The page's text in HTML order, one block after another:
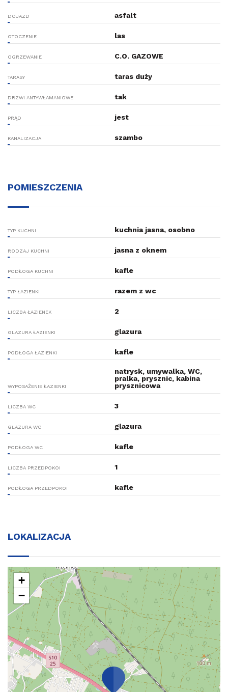
DOJAZD asfalt
OTOCZENIE las
OGRZEWANIE C.O. GAZOWE
TARASY taras duży
DRZWI ANTYWŁAMANIOWE tak
PRĄD jest
KANALIZACJA szambo
POMIESZCZENIA
TYP KUCHNI kuchnia jasna, osobno
RODZAJ KUCHNI jasna z oknem
PODŁOGA KUCHNI kafle
TYP ŁAZIENKI razem z wc
LICZBA ŁAZIENEK 2
GLAZURA ŁAZIENKI glazura
PODŁOGA ŁAZIENKI kafle
WYPOSAŻENIE ŁAZIENKI
natrysk, umywalka, WC,
pralka, prysznic, kabina
prysznicowa
LICZBA WC 3
GLAZURA WC glazura
PODŁOGA WC kafle
LICZBA PRZEDPOKOI 1
PODŁOGA PRZEDPOKOI kafle
LOKALIZACJA
+
−